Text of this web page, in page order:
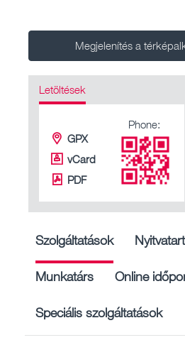
Megjelenítés a
Letöltések
GPX
vCard
PDF
Phone:
Szolgáltatások
Munkatárs Online
Speciális szolgáltatások